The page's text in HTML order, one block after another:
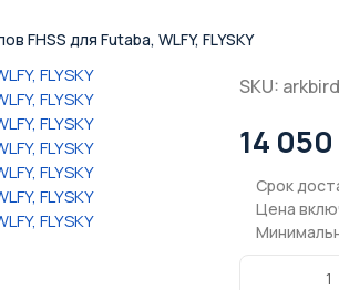
FHSS для Futaba, WLFY, FLYSKY
SKU:
14 050
Срок
Цена